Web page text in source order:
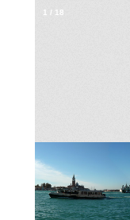
1 / 18